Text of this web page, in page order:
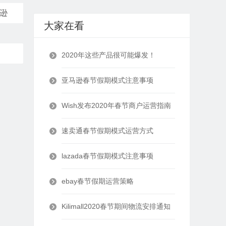
大家在看
2020年这些产品很可能爆发！
亚马逊春节假期模式注意事项
Wish发布2020年春节商户运营指南
速卖通春节假期模式运营方式
lazada春节假期模式注意事项
ebay春节假期运营策略
Kilimall2020春节期间物流安排通知